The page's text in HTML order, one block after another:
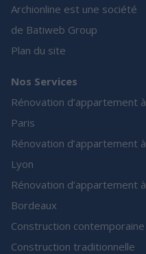
Archionline est une société
de Batiweb Group
Plan du site
Nos Services
Rénovation d’appartement à
Paris
Rénovation d’appartement à
Lyon
Rénovation d’appartement à
Bordeaux
Construction contemporaine
Construction traditionnelle